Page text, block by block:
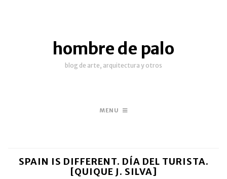
hombre de palo
blog de arte, arquitectura y otros
MENU
SPAIN IS DIFFERENT. DÍA DEL TURISTA.
[QUIQUE J. SILVA]